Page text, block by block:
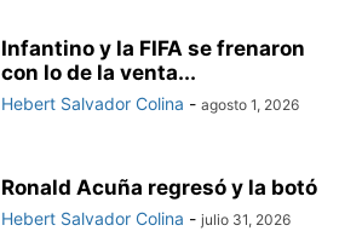
Infantino y la FIFA se frenaron
con lo de la venta...
Hebert Salvador Colina - agosto 1, 2026
Ronald Acuña regresó y la botó
Hebert Salvador Colina - julio 31, 2026